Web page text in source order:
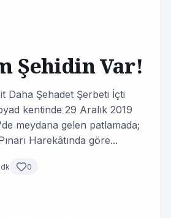
Şehidin Var!
Daha Şehadet Şerbeti İçti
kentinde 29 Aralık 2019
meydana gelen patlamada;
Harekâtında göre...
0